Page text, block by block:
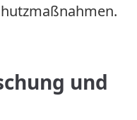
und